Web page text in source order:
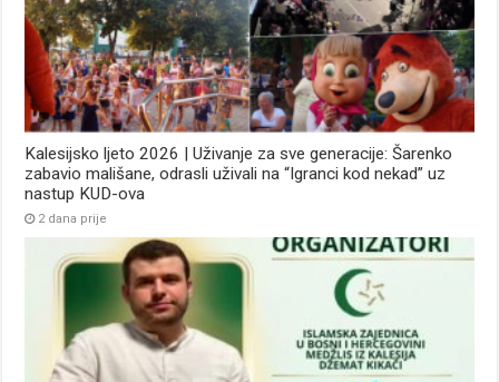
Kalesijsko ljeto 2026 | Uživanje za sve generacije: Šarenko
zabavio mališane, odrasli uživali na “Igranci kod nekad” uz
nastup KUD-ova
2 dana prije